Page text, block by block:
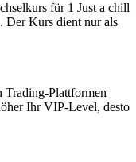
für 1 Just a chill
Kurs dient nur als
Trading-Plattformen
Ihr VIP-Level, desto